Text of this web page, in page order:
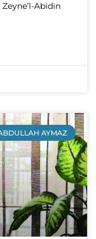
Abidin
AYMAZ